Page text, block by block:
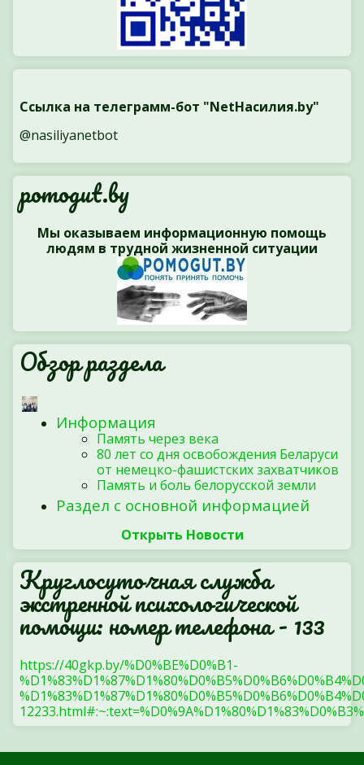
Ссылка на телеграмм-бот "NetНасилия.by"
@nasiliyanetbot
pomogut.by
Мы оказываем информационную помощь
людям в трудной жизненной ситуации
Обзор раздела
Информация
Память через века
80 лет со дня освобождения Беларуси
от немецко-фашистских захватчиков
Память и боль белорусской земли
Раздел с основной информацией
Открыть Новости
Круглосуточная служба
экстренной психологической
помощи: номер телефона - 133
https://40gkp.by/%D0%BE%D0%B1-